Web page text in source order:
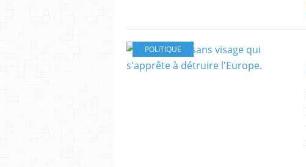
POLITIQUE